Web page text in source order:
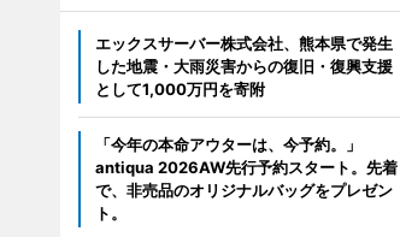
エックスサーバー株式会社、熊本県で発生
した地震・大雨災害からの復旧・復興支援
として1,000万円を寄附
「今年の本命アウターは、今予約。」
antiqua 2026AW先行予約スタート。先着
で、非売品のオリジナルバッグをプレゼン
ト。